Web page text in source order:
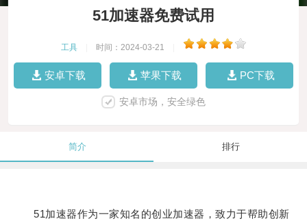
51加速器免费试用
工具 时间：2024-03-21
安卓下载 苹果下载 PC下载
安卓市场，安全绿色
简介 排行
51加速器作为一家知名的创业加速器，致力于帮助创新